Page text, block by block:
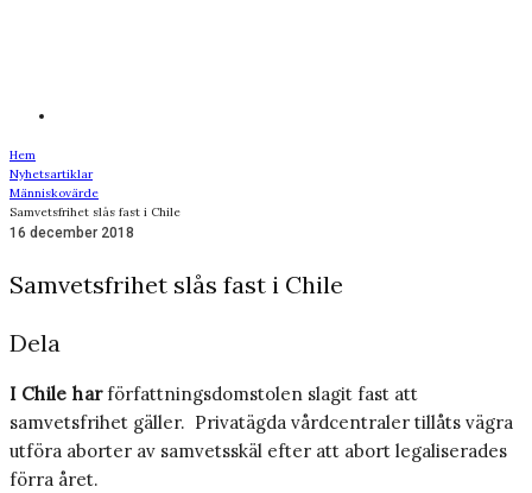
Hem
Nyhetsartiklar
Människovärde
Samvetsfrihet slås fast i Chile
16 december 2018
Samvetsfrihet slås fast i Chile
Dela
I Chile harförfattningsdomstolen slagit fast att
samvetsfrihet gäller. Privatägda vårdcentraler tillåts vägra
utföra aborter av samvetsskäl efter att abort legaliserades
förra året.